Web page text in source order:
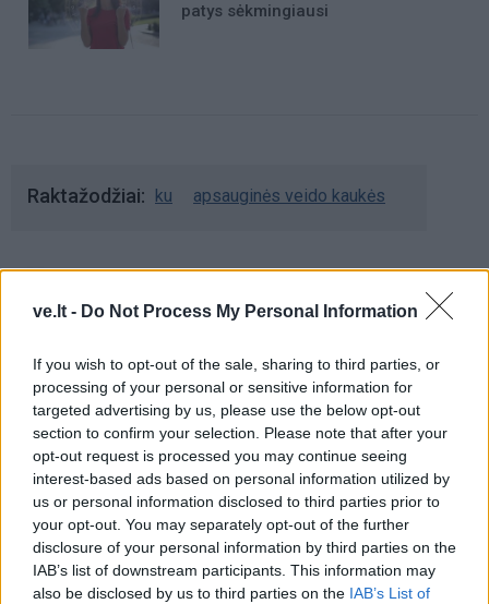
ve.lt - Do Not Process My Personal Information
If you wish to opt-out of the sale, sharing to third parties, or
processing of your personal or sensitive information for
targeted advertising by us, please use the below opt-out
section to confirm your selection. Please note that after your
opt-out request is processed you may continue seeing
interest-based ads based on personal information utilized by
us or personal information disclosed to third parties prior to
your opt-out. You may separately opt-out of the further
disclosure of your personal information by third parties on the
IAB’s list of downstream participants. This information may
also be disclosed by us to third parties on the IAB’s List of
patys sėkmingiausi
Raktažodžiai ku apsauginės veido kaukės
Rašyti komentarą
Jūsų vardas
Komentaras